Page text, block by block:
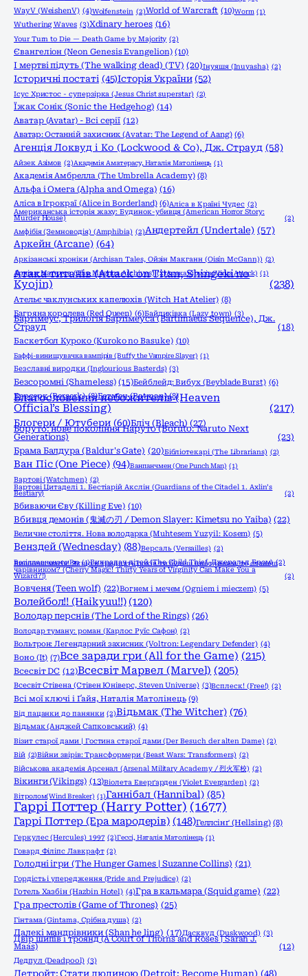
WayV (WeishenV) (4)Wolfenstein (2)World of Warcraft (10)Worm (1)
Wuthering Waves (3)Xdinary heroes (16)
Your Turn to Die — Death Game by Majority (2)
Євангеліон (Neon Genesis Evangelion) (10)
І мертві підуть (The walking dead) (TV) (20)Інуяшя (Inuyasha) (2)
Історичні постаті (45)Історія України (52)
Ісус Христос - суперзірка (Jesus Christ superstar) (2)
Їжак Сонік (Sonic the Hedgehog) (14)
Аватар (Avatar) - Всі серії (12)
Аватар: Останній захисник (Avatar: The Legend of Aang) (6)
Агенція Локвуд і Кo (Lockwood & Co), Дж. Страуд (58)
Айзек Азімов (2)Академія Аматерасу, Наталія Матолінець (1)
Академія Амбрелла (The Umbrella Academy) (8)
Альфа і Омега (Alpha and Omega) (16)
Аліса в Ігрокраї (Alice in Borderland) (6)Аліса в Країні Чудес (2)
Американська історія жаху: Будинок-убивця (American Horror Story:
Murder House)
(2)
Амфібія (Земноводія) (Amphibia) (2)Андертейл (Undertale) (57)
Аркейн (Arcane) (64)
Аркізанські хроніки (Archisan Tales, Ойзін Макганн (Oisín McGann)) (2)
Архіви Маґнуса (The Magnus Archives) (2)Атака вірусів (Virus Attack) (1)
Атака титанів (Attack on Titan, Shingeki no
Kyojin)
(238)
Ательє чаклунських капелюхів (Witch Hat Atelier) (8)
Багряна королева (Red Queen) (6)Байдиківка (Lazy town) (3)
Бартімеус, Трилогія Бартімеуса (Bartimaeus Sequence), Дж.
Страуд
(18)
Баскетбол Куроко (Kuroko no Basuke) (10)
Баффі-винищувачка вампірів (Buffy the Vampire Slayer) (1)
Безславні виродки (Inglourious Basterds) (3)
Безсоромні (Shameless) (15)Бейблейд: Вибух (Beyblade Burst) (6)
Берсерк (Berserk) (8)Бетмен (Batman) (8)
Благословення небожителів (Heaven
Official’s Blessing)
(217)
Блогери / Ютубери (60)Бліч (Bleach) (27)
Боруто: нове покоління Наруто (Boruto: Naruto Next
Generations)
(23)
Брама Балдура (Baldur's Gate) (20)Бібліотекарі (The Librarians) (2)
Ван Піс (One Piece) (94)Ванпанчмен (One Punch Man) (1)
Вартові (Watchmen) (2)
Вартові Цитаделі 1. Бестіарій Акслін (Guardians of the Citadel 1. Axlin’s
Bestiary)
(2)
Вбиваючи Єву (Killing Eve) (10)
Вбивця демонів (鬼滅の刃 / Demon Slayer: Kimetsu no Yaiba) (22)
Величне століття. Нова володарка (Muhtesem Yuzyil: Kosem) (5)
Венздей (Wednesday) (88)Версаль (Versailles) (2)
Весілля вченого Рю (1)Викрадач дітей (The Child Thief, Джеральд Бром) (2)
Вишнева магія! Якщо в тридцять років ти будеш цнотливим, то станеш
чарівником? (Cherry Magic! Thirty Years of Virginity Can Make You a
Wizard?!)
(2)
Вовченя (Teen wolf) (22)Вогнем і мечем (Ogniem i mieczem) (5)
Волейбол!! (Haikyuu!!) (120)
Володар перснів (The Lord of the Rings) (26)
Володар туману: роман (Карлос Руїс Сафон) (2)
Вольтрон: Легендарний захисник (Voltron: Legendary Defender) (4)
Воно (It) (7)Все заради гри (All for the Game) (215)
Всесвіт DC (12)Всесвіт Марвел (Marvel) (205)
Всесвіт Стівена (Стівен Юніверс, Steven Universe) (3)Всплеск! (Free!) (2)
Всі мої ключі і Ґайя, Наталія Матолінець (9)
Від пацанки до панянки (2)Відьмак (The Witcher) (76)
Відьмак (Анджей Сапковський) (4)
Візит старої дами | Гостина старої дами (Der Besuch der alten Dame) (2)
Вій (2)Війни звірів: Трансформери (Beast Wars: Transformers) (2)
Військова академія Арсенал (Arsenal Military Academy / 烈火军校) (2)
Вікинги (Vikings) (13)Віолета Еверґарден (Violet Evergarden) (2)
Вітролом(Wind Breaker) (1)Ганнібал (Hannibal) (85)
Гаррі Поттер (Harry Potter) (1677)
Гаррі Поттер (Ера мародерів) (148)Геллсінґ (Hellsing) (8)
Геркулес (Hercules) 1997 (2)Гессі, Наталія Матолінець (1)
Говард Філіпс Лавкрафт (2)
Голодні ігри (The Hunger Games | Suzanne Collins) (21)
Гордість і упередження (Pride and Prejudice) (2)
Готель Хазбін (Hazbin Hotel) (4)Гра в кальмара (Squid game) (22)
Гра престолів (Game of Thrones) (25)
Гінтама (Gintama, Срібна душа) (2)
Далекі мандрівники (Shan he ling) (17)Дасквуд (Duskwood) (3)
Двір шипів і троянд (A Court of Thorns and Roses | Sarah J.
Maas) (12)
Дедпул (Deadpool) (3)
Детройт: Стати людиною (Detroit: Become Human) (48)